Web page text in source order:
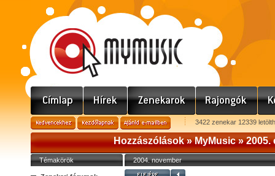
3422 zenekar 12339
Hozzászólások »MyMusic»2005.
Témakörök 2004. november